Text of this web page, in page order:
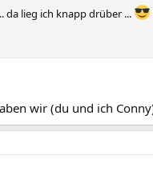
da lieg ich knapp drüber ...
wir (du und ich